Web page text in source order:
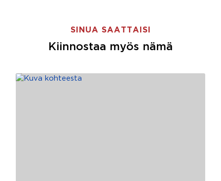
SINUA SAATTAISI
Kiinnostaa myös nämä